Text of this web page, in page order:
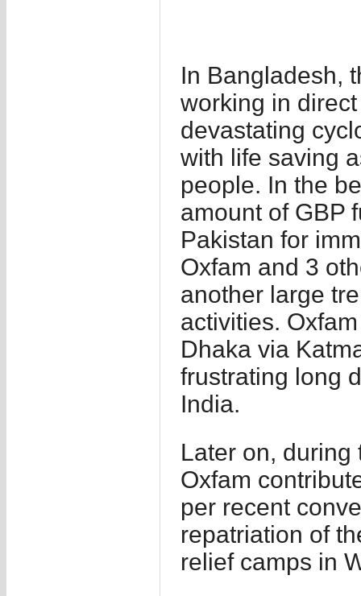
In Bangladesh,
working in
devastating
with life saving
people. In the
amount of GBP
Pakistan for
Oxfam and 3
another large
activities.
Dhaka via
frustrating long
India.
Later on, during
Oxfam
per recent
repatriation of
relief camps in